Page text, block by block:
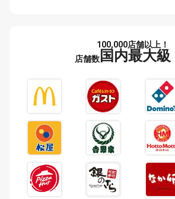
100,000店舗以上！
店舗数 国内最大級